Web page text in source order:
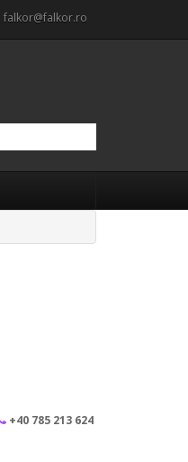
falkor@falkor.ro
+40 785 213 624